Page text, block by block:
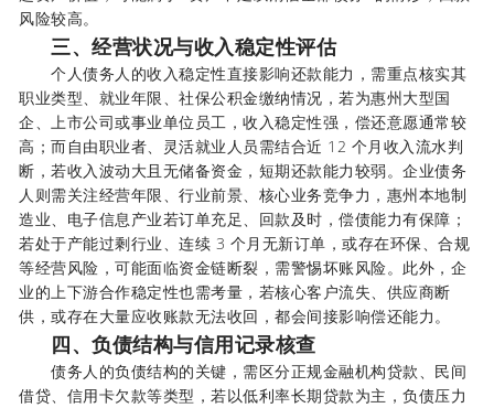
风险较高。
三、经营状况与收入稳定性评估
个人债务人的收入稳定性直接影响还款能力，需重点核实其
职业类型、就业年限、社保公积金缴纳情况，若为惠州大型国
企、上市公司或事业单位员工，收入稳定性强，偿还意愿通常较
高；而自由职业者、灵活就业人员需结合近 12 个月收入流水判
断，若收入波动大且无储备资金，短期还款能力较弱。企业债务
人则需关注经营年限、行业前景、核心业务竞争力，惠州本地制
造业、电子信息产业若订单充足、回款及时，偿债能力有保障；
若处于产能过剩行业、连续 3 个月无新订单，或存在环保、合规
等经营风险，可能面临资金链断裂，需警惕坏账风险。此外，企
业的上下游合作稳定性也需考量，若核心客户流失、供应商断
供，或存在大量应收账款无法收回，都会间接影响偿还能力。
四、负债结构与信用记录核查
债务人的负债结构的关键，需区分正规金融机构贷款、民间
借贷、信用卡欠款等类型，若以低利率长期贷款为主，负债压力